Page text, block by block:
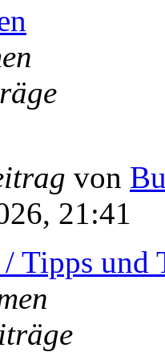
von
21:41
Tipps und